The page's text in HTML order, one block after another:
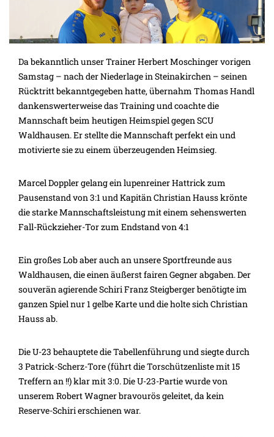
Da bekanntlich unser Trainer Herbert Moschinger vorigen
Samstag – nach der Niederlage in Steinakirchen – seinen
Rücktritt bekanntgegeben hatte, übernahm Thomas Handl
dankenswerterweise das Training und coachte die
Mannschaft beim heutigen Heimspiel gegen SCU
Waldhausen. Er stellte die Mannschaft perfekt ein und
motivierte sie zu einem überzeugenden Heimsieg.
Marcel Doppler gelang ein lupenreiner Hattrick zum
Pausenstand von 3:1 und Kapitän Christian Hauss krönte
die starke Mannschaftsleistung mit einem sehenswerten
Fall-Rückzieher-Tor zum Endstand von 4:1
Ein großes Lob aber auch an unsere Sportfreunde aus
Waldhausen, die einen äußerst fairen Gegner abgaben. Der
souverän agierende Schiri Franz Steigberger benötigte im
ganzen Spiel nur 1 gelbe Karte und die holte sich Christian
Hauss ab.
Die U-23 behauptete die Tabellenführung und siegte durch
3 Patrick-Scherz-Tore (führt die Torschützenliste mit 15
Treffern an !!) klar mit 3:0. Die U-23-Partie wurde von
unserem Robert Wagner bravourös geleitet, da kein
Reserve-Schiri erschienen war.